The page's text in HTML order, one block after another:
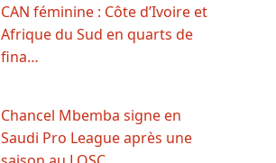
CAN féminine : Côte d’Ivoire et
Afrique du Sud en quarts de
fina…
Chancel Mbemba signe en
Saudi Pro League après une